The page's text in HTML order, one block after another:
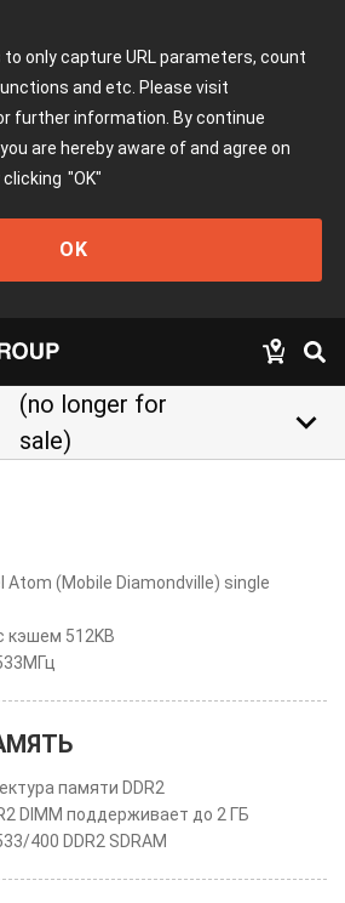
only capture URL parameters, count
and etc. Please visit
further information. By continue
are hereby aware of and agree on
clicking "OK"
OK
(no longer for
sale)
keyboard_arrow_down
Atom (Mobile Diamondville) single
кэшем 512KB
памяти DDR2
DIMM поддерживает до 2 ГБ
400 DDR2 SDRAM